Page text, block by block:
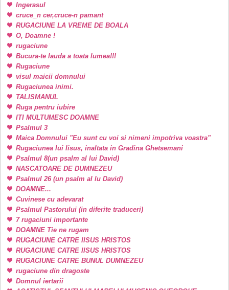
Ingerasul
cruce_n cer,cruce-n pamant
RUGACIUNE LA VREME DE BOALA
O, Doamne !
rugaciune
Bucura-te lauda a toata lumea!!!
Rugaciune
visul maicii domnului
Rugaciunea inimi.
TALISMANUL
Ruga pentru iubire
ITI MULTUMESC DOAMNE
Psalmul 3
Maica Domnului "Eu sunt cu voi si nimeni impotriva voastra"
Rugaciunea lui Iisus, inaltata in Gradina Ghetsemani
Psalmul 8(un psalm al lui David)
NASCATOARE DE DUMNEZEU
Psalmul 26 (un psalm al lu David)
DOAMNE...
Cuvinese cu adevarat
Psalmul Pastorului (in diferite traduceri)
7 rugaciuni importante
DOAMNE Tie ne rugam
RUGACIUNE CATRE IISUS HRISTOS
RUGACIUNE CATRE IISUS HRISTOS
RUGACIUNE CATRE BUNUL DUMNEZEU
rugaciune din dragoste
Domnul iertarii